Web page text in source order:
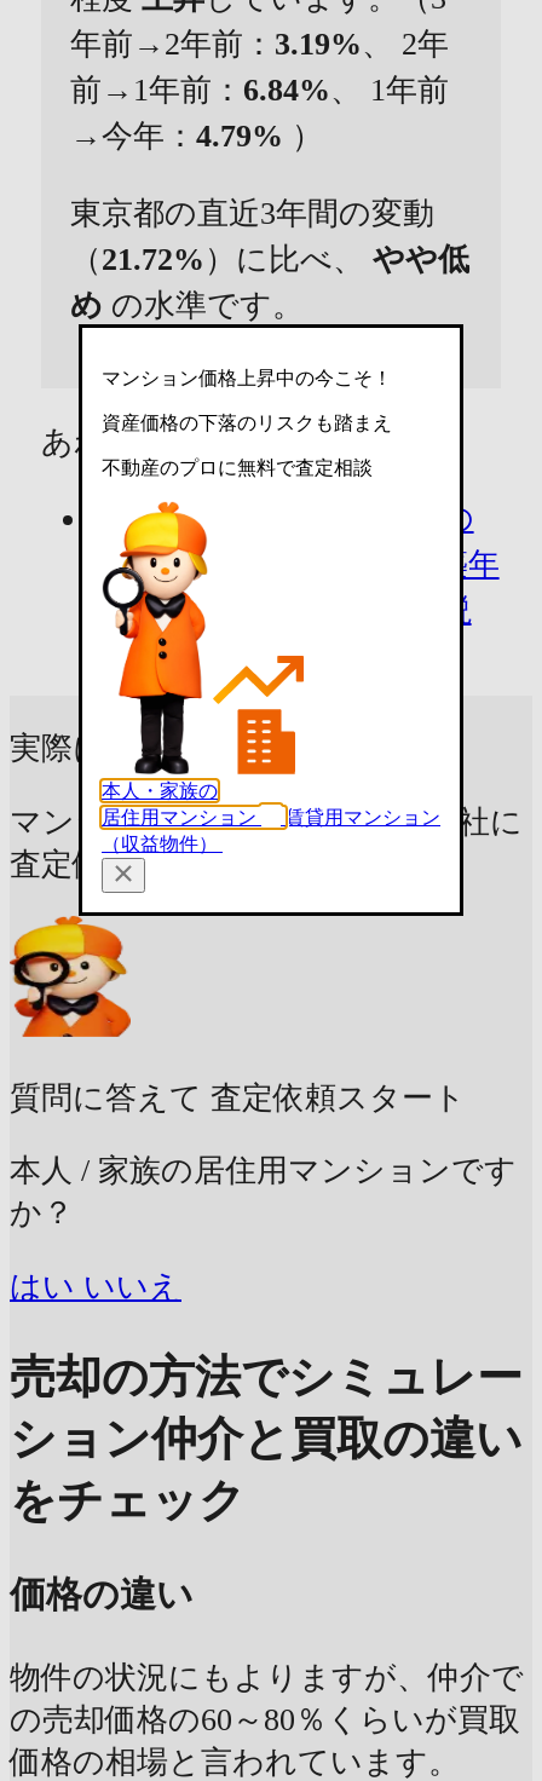
年前→2年前： 3.19%、 2年
前→1年前： 6.84%、 1年前
→今年： 4.79% ）
東京都の直近3年間の変動
（21.72% ）に比べ、
やや低
め の水準です。
あわせて読みたい
【2026年版】マンションの
売却相場は？主要都市・築年
数別の価格や調べ方を解説
実際にいくらで売れる？
マンション売却に強い不動産会社に
査定依頼しよう
質問に答えて 査定依頼スタート
本人 / 家族の居住用マンションです
か？
はい いいえ
売却の方法でシミュレー
ション仲介と買取の違い
をチェック
価格の違い
物件の状況にもよりますが、仲介で
の売却価格の60～80％くらいが買取
価格の相場と言われています。
マンション価格上昇中の今こそ！
資産価格の下落のリスクも踏まえ
不動産のプロに無料で査定相談
本人・家族の
居住用マンション
賃貸用マンション
（収益物件）